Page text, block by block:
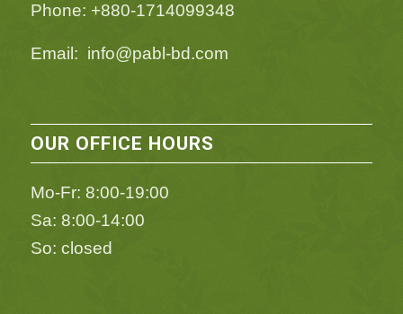
Phone: +880-1714099348
Email: info@pabl-bd.com
OUR OFFICE HOURS
Mo-Fr: 8:00-19:00
Sa: 8:00-14:00
So: closed